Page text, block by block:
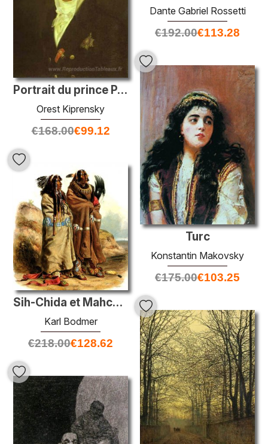
Dante Gabriel Rossetti
€192.00€113.28
Portrait du prince P. Scherbatov
Orest Kiprensky
€168.00€99.12
Turc
Konstantin Makovsky
€175.00€103.25
Sih-Chida et Mahchsi-Karehde, Mandan Indiens, planche 20 du volu
Karl Bodmer
€218.00€128.62